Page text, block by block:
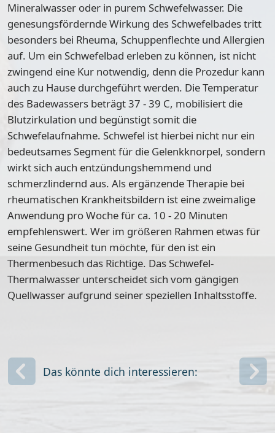
Mineralwasser oder in purem Schwefelwasser. Die
genesungsfördernde Wirkung des Schwefelbades tritt
besonders bei Rheuma, Schuppenflechte und Allergien
auf. Um ein Schwefelbad erleben zu können, ist nicht
zwingend eine Kur notwendig, denn die Prozedur kann
auch zu Hause durchgeführt werden. Die Temperatur
des Badewassers beträgt 37 - 39 C, mobilisiert die
Blutzirkulation und begünstigt somit die
Schwefelaufnahme. Schwefel ist hierbei nicht nur ein
bedeutsames Segment für die Gelenkknorpel, sondern
wirkt sich auch entzündungshemmend und
schmerzlindernd aus. Als ergänzende Therapie bei
rheumatischen Krankheitsbildern ist eine zweimalige
Anwendung pro Woche für ca. 10 - 20 Minuten
empfehlenswert. Wer im größeren Rahmen etwas für
seine Gesundheit tun möchte, für den ist ein
Thermenbesuch das Richtige. Das Schwefel-
Thermalwasser unterscheidet sich vom gängigen
Quellwasser aufgrund seiner speziellen Inhaltsstoffe.
Das könnte dich interessieren: